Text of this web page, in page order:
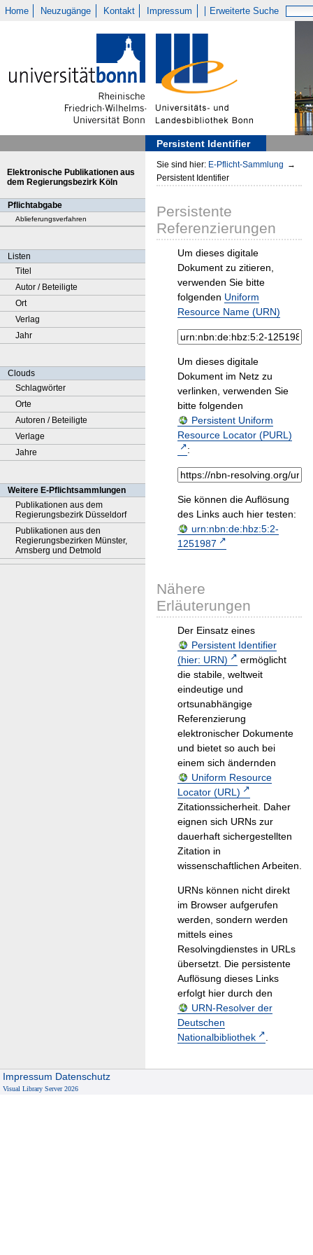
Home Neuzugänge Kontakt Impressum Erweiterte Suche
Persistent Identifier
Elektronische Publikationen aus
dem Regierungsbezirk Köln
Pflichtabgabe
Ablieferungsverfahren
Listen
Titel
Autor / Beteiligte
Ort
Verlag
Jahr
Clouds
Schlagwörter
Orte
Autoren / Beteiligte
Verlage
Jahre
Weitere E-Pflichtsammlungen
Publikationen aus dem
Regierungsbezirk Düsseldorf
Publikationen aus den
Regierungsbezirken Münster,
Arnsberg und Detmold
Sie sind hier: E-Pflicht-Sammlung →
Persistent Identifier
Persistente
Referenzierungen
Um dieses digitale
Dokument zu zitieren,
verwenden Sie bitte
folgenden Uniform
Resource Name (URN)
Um dieses digitale
Dokument im Netz zu
verlinken, verwenden Sie
bitte folgenden
Persistent Uniform
Resource Locator (PURL)
:
Sie können die Auflösung
des Links auch hier testen:
urn:nbn:de:hbz:5:2-
1251987
Nähere
Erläuterungen
Der Einsatz eines
Persistent Identifier
(hier: URN)
ermöglicht
die stabile, weltweit
eindeutige und
ortsunabhängige
Referenzierung
elektronischer Dokumente
und bietet so auch bei
einem sich ändernden
Uniform Resource
Locator (URL)
Zitationssicherheit. Daher
eignen sich URNs zur
dauerhaft sichergestellten
Zitation in
wissenschaftlichen Arbeiten.
URNs können nicht direkt
im Browser aufgerufen
werden, sondern werden
mittels eines
Resolvingdienstes in URLs
übersetzt. Die persistente
Auflösung dieses Links
erfolgt hier durch den
URN-Resolver der
Deutschen
Nationalbibliothek
.
Impressum Datenschutz
Visual Library Server 2026